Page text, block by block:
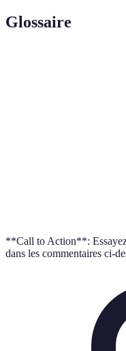
Glossaire
**Call to Action**: Essayez
dans les commentaires ci-